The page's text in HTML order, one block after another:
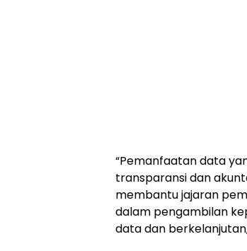
‎“Pemanfaatan data
transparansi dan
membantu jajaran
dalam pengambilan
data dan